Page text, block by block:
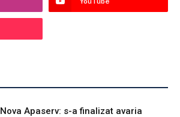
Nova Apaserv: s-a finalizat avaria